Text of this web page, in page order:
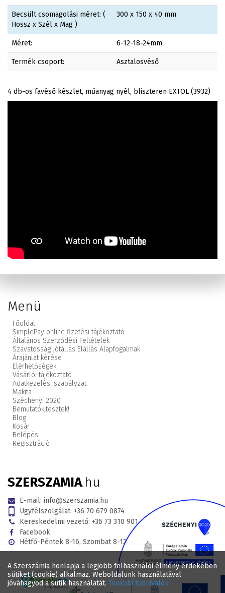
A Szerszámia honlapja a legjobb felhasználói élmény érdekében
sütiket (cookie) alkalmaz. Weboldalunk használatával
jóváhagyod a sütik használatát. További tudnivalók
Becsült csomagolási méret: (
Hossz x Szél x Mag )
300 x 150 x 40 mm
Méret: 6-12-18-24mm
Termék csoport: Asztalosvéső
4 db-os favéső készlet, műanyag nyél, bliszteren EXTOL (3932)
Menü
Főoldal
SimplePay online fizetési tájékoztató
Általános Szerződési Feltételek
Szavatosság Jótállás Elállás Alapfogalmak
Árajánlat kérése
Elérhetőségek
Vásárlói tájékoztató
Adatkezelési szabályzat
Makita
Széchenyi 2020
Bemutatók,tesztek!
Blog
Kosár
Belépés
Regisztráció
SZERSZAMIA.hu
E-mail: info@szerszamia.hu
Ügyfélszolgálat: +36 70 679 0874
Kereskedelmi vezető: +36 73 310 901
Facebook
Hétfő-Péntek 8-16, Szombat 8-12